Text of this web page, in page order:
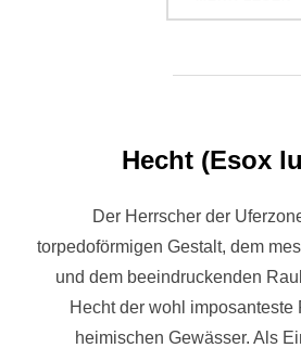
Hecht (Esox
Der Herrscher der
torpedoförmigen Gestalt, dem
und dem beeindruckenden
Hecht der wohl imposanteste
heimischen Gewässer. Als